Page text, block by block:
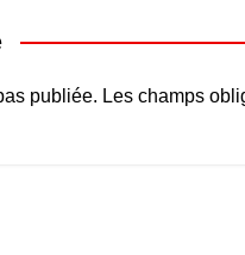
publiée. Les champs